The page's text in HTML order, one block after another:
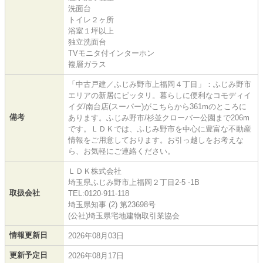
洗面台
トイレ２ヶ所
浴室１坪以上
独立洗面台
TVモニタ付インターホン
複層ガラス
備考
「中古戸建／ふじみ野市上福岡４丁目」：ふじみ野市
エリアの新居にピッタリ。暮らしに便利なコモディイ
イダ/南台店(スーパー)がこちらから361mのところに
あります。ふじみ野市/杉並クローバー公園まで206m
です。ＬＤＫでは、ふじみ野市を中心に豊富な不動産
情報をご用意しております。お引っ越しをお考えな
ら、お気軽にご連絡ください。
取扱会社
ＬＤＫ株式会社
埼玉県ふじみ野市上福岡２丁目2-5 -1B
TEL:0120-911-118
埼玉県知事 (2) 第23698号
(公社)埼玉県宅地建物取引業協会
情報更新日 2026年08月03日
更新予定日 2026年08月17日